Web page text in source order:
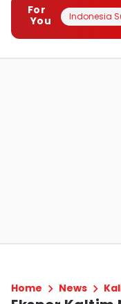
For
You
Indonesia
Home News